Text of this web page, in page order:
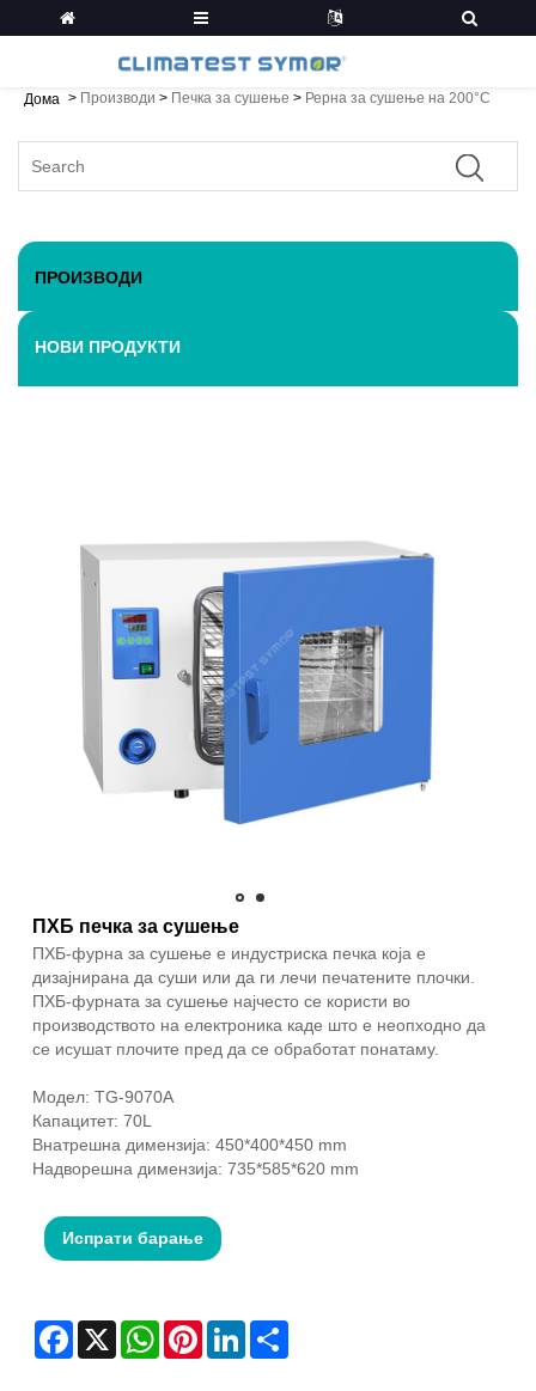
Дома > Производи > Печка за сушење > Рерна за сушење на 200°C
ПРОИЗВОДИ
НОВИ ПРОДУКТИ
ПХБ печка за сушење
ПХБ-фурна за сушење е индустриска печка која е
дизајнирана да суши или да ги лечи печатените плочки.
ПХБ-фурната за сушење најчесто се користи во
производството на електроника каде што е неопходно да
се исушат плочите пред да се обработат понатаму.
Модел: TG-9070A
Капацитет: 70L
Внатрешна димензија: 450*400*450 mm
Надворешна димензија: 735*585*620 mm
Испрати барање
Facebook
X WhatsAppPinterestLinkedIn